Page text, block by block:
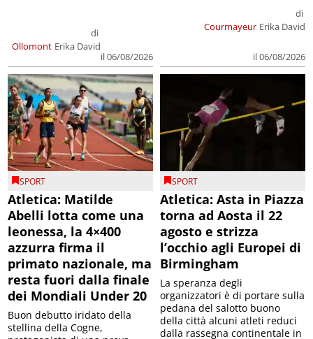
Ollomont
di
Erika David
il 06/08/2026
Courmayeur
di
Erika David
il 06/08/2026
SPORT
Atletica: Matilde
Abelli lotta come una
leonessa, la 4×400
azzurra firma il
primato nazionale, ma
resta fuori dalla finale
dei Mondiali Under 20
Buon debutto iridato della
stellina della Cogne,
SPORT
Atletica: Asta in Piazza
torna ad Aosta il 22
agosto e strizza
l’occhio agli Europei di
Birmingham
La speranza degli
organizzatori è di portare sulla
pedana del salotto buono
della città alcuni atleti reduci
dalla rassegna continentale in